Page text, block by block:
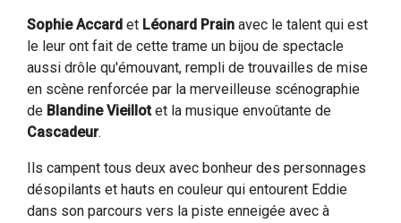
Sophie Accard et Léonard Prain avec le talent qui est
le leur ont fait de cette trame un bijou de spectacle
aussi drôle qu'émouvant, rempli de trouvailles de mise
en scène renforcée par la merveilleuse scénographie
de Blandine Vieillotet la musique envoûtante de
Cascadeur.
Ils campent tous deux avec bonheur des personnages
désopilants et hauts en couleur qui entourent Eddie
dans son parcours vers la piste enneigée avec à